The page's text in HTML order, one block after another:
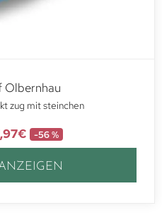
zug mit steinchen
€ -56 %